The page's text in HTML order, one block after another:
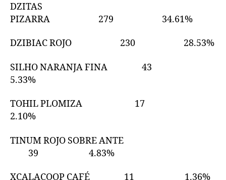
DZITAS
PIZARRA 279 34.61%
DZIBIAC ROJO 230 28.53%
SILHO NARANJA FINA 43
5.33%
TOHIL PLOMIZA 17
2.10%
TINUM ROJO SOBRE ANTE
39 4.83%
XCALACOOP CAFÉ 11 1.36%